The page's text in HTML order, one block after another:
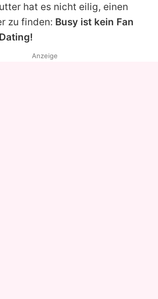
hat es nicht eilig, einen
zu finden: Busy ist kein Fan
Anzeige